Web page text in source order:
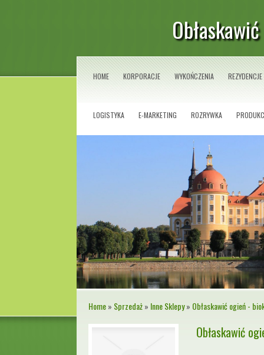
HOME KORPORACJE WYKOŃCZENIA REZYDENCJE
LOGISTYKA E-MARKETING ROZRYWKA
Home» Sprzedaż» Inne Sklepy» Obłaskawić ogień -
Obłaskawić